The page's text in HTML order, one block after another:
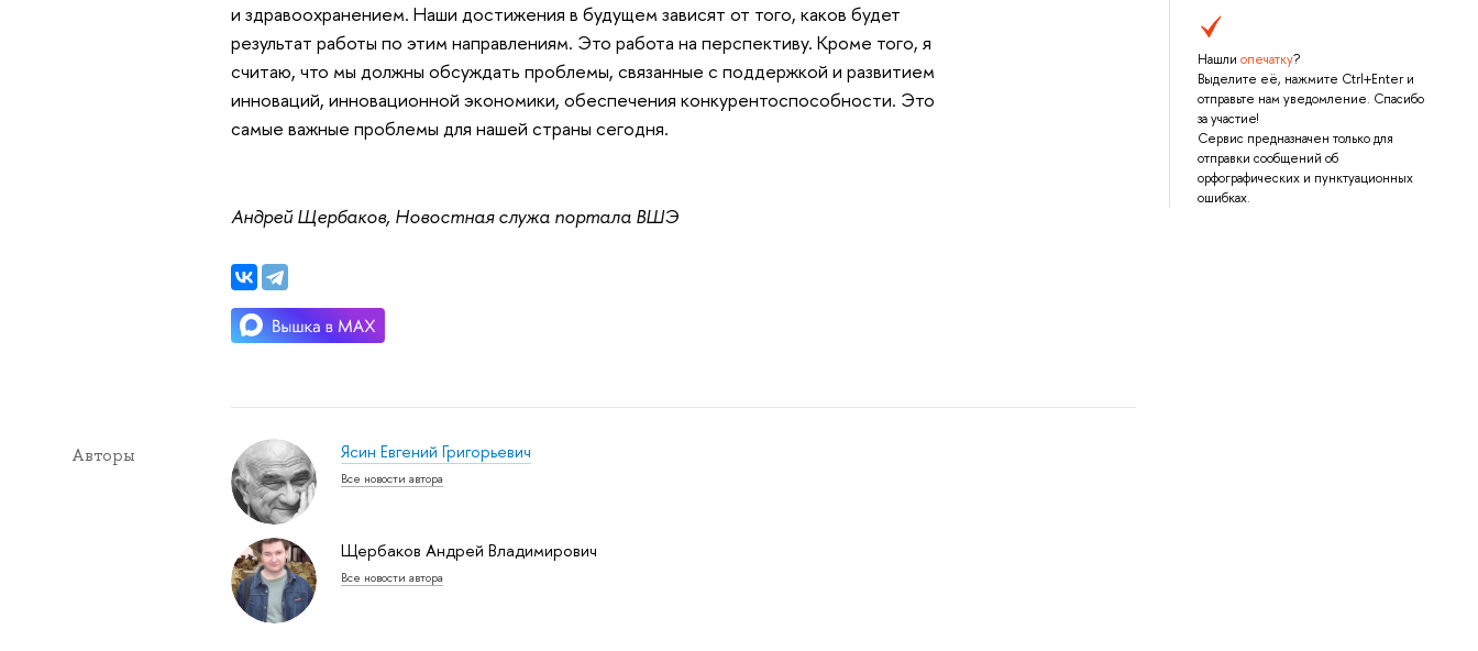
Нашли опечатку?
Выделите её, нажмите Ctrl+Enter и
отправьте нам уведомление. Спасибо
за участие!
Сервис предназначен только для
отправки сообщений об
орфографических и пунктуационных
ошибках.
и здравоохранением. Наши достижения в будущем зависят от того, каков будет
результат работы по этим направлениям. Это работа на перспективу. Кроме того, я
считаю, что мы должны обсуждать проблемы, связанные с поддержкой и развитием
инноваций, инновационной экономики, обеспечения конкурентоспособности. Это
самые важные проблемы для нашей страны сегодня.
Андрей Щербаков, Новостная служа портала ВШЭ
Авторы Ясин Евгений Григорьевич
Все новости автора
Щербаков Андрей Владимирович
Все новости автора